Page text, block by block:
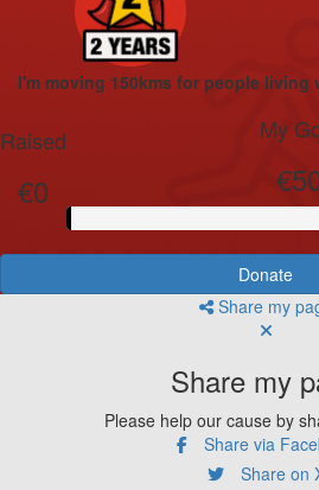
I'm moving 150kms for people living
Raised
€0
My
Donate
Share my
Share my
Please help our cause by
Share via
Share on